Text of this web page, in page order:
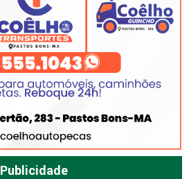
Publicidade